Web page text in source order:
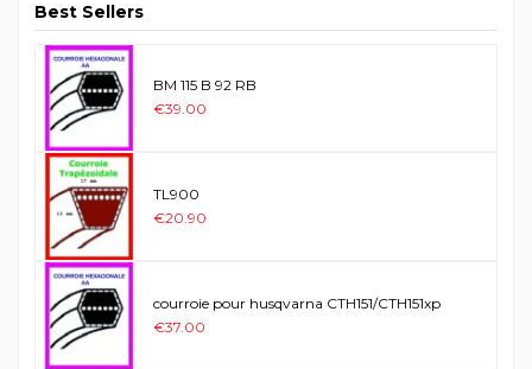
Best Sellers
BM 115 B 92 RB
€39.00
TL900
€20.90
courroie pour husqvarna CTH151/CTH151xp
€37.00